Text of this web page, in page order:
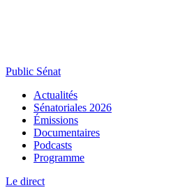
Public Sénat
Actualités
Sénatoriales 2026
Émissions
Documentaires
Podcasts
Programme
Le direct